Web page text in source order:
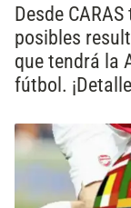
Desde
posibles
que tendrá la
fútbol.